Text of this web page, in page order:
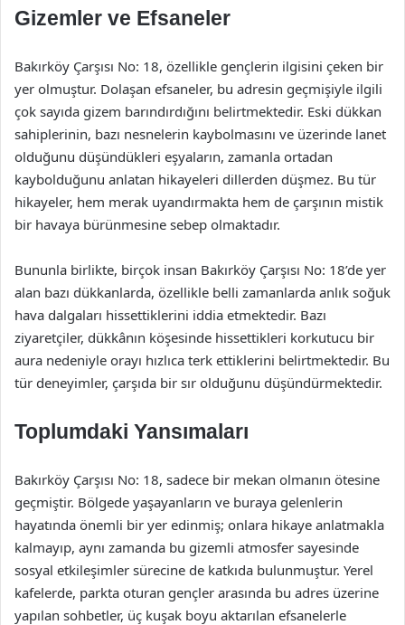
Gizemler ve Efsaneler
Bakırköy Çarşısı No: 18, özellikle gençlerin ilgisini çeken bir
yer olmuştur. Dolaşan efsaneler, bu adresin geçmişiyle ilgili
çok sayıda gizem barındırdığını belirtmektedir. Eski dükkan
sahiplerinin, bazı nesnelerin kaybolmasını ve üzerinde lanet
olduğunu düşündükleri eşyaların, zamanla ortadan
kaybolduğunu anlatan hikayeleri dillerden düşmez. Bu tür
hikayeler, hem merak uyandırmakta hem de çarşının mistik
bir havaya bürünmesine sebep olmaktadır.
Bununla birlikte, birçok insan Bakırköy Çarşısı No: 18’de yer
alan bazı dükkanlarda, özellikle belli zamanlarda anlık soğuk
hava dalgaları hissettiklerini iddia etmektedir. Bazı
ziyaretçiler, dükkânın köşesinde hissettikleri korkutucu bir
aura nedeniyle orayı hızlıca terk ettiklerini belirtmektedir. Bu
tür deneyimler, çarşıda bir sır olduğunu düşündürmektedir.
Toplumdaki Yansımaları
Bakırköy Çarşısı No: 18, sadece bir mekan olmanın ötesine
geçmiştir. Bölgede yaşayanların ve buraya gelenlerin
hayatında önemli bir yer edinmiş; onlara hikaye anlatmakla
kalmayıp, aynı zamanda bu gizemli atmosfer sayesinde
sosyal etkileşimler sürecine de katkıda bulunmuştur. Yerel
kafelerde, parkta oturan gençler arasında bu adres üzerine
yapılan sohbetler, üç kuşak boyu aktarılan efsanelerle